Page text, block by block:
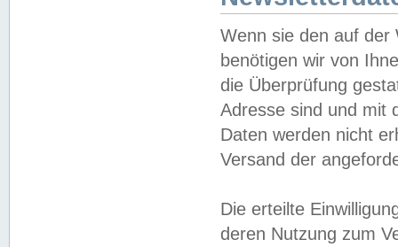
Wenn sie den auf der
benötigen wir von
die Überprüfung
Adresse sind und mit
Daten werden nicht
Versand der
Die erteilte
deren Nutzung zum